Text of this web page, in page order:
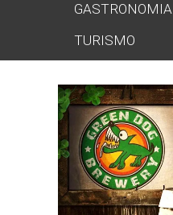
GASTRONOMIA
TURISMO